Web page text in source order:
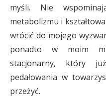
myśli. Nie
metabolizmu i
wrócić do mojego
ponadto w moim
stacjonarny, który
pedałowania w
przeżyć.